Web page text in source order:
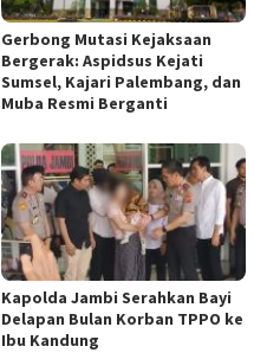
Gerbong Mutasi Kejaksaan
Bergerak: Aspidsus Kejati
Sumsel, Kajari Palembang, dan
Muba Resmi Berganti
Kapolda Jambi Serahkan Bayi
Delapan Bulan Korban TPPO ke
Ibu Kandung